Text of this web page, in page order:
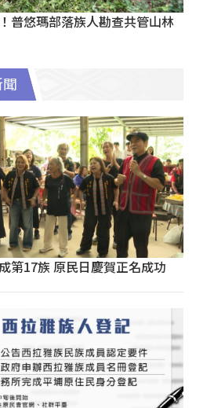
普悠瑪部落族人勘查共管山林
第17族 原民日慶賀正名成功